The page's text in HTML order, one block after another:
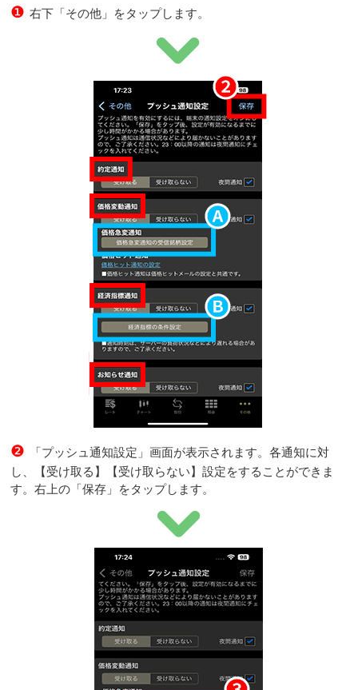
❶右下「その他」をタップします。
❷
「プッシュ通知設定」画面が表示されます。各通知に対
し、【受け取る】【受け取らない】設定をすることができま
す。右上の「保存」をタップします。